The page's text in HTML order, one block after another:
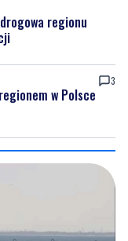
regionu
3
w Polsce